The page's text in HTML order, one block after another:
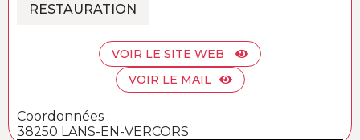
RESTAURATION
VOIR LE SITE WEB
VOIR LE MAIL
Coordonnées :
38250 LANS-EN-VERCORS